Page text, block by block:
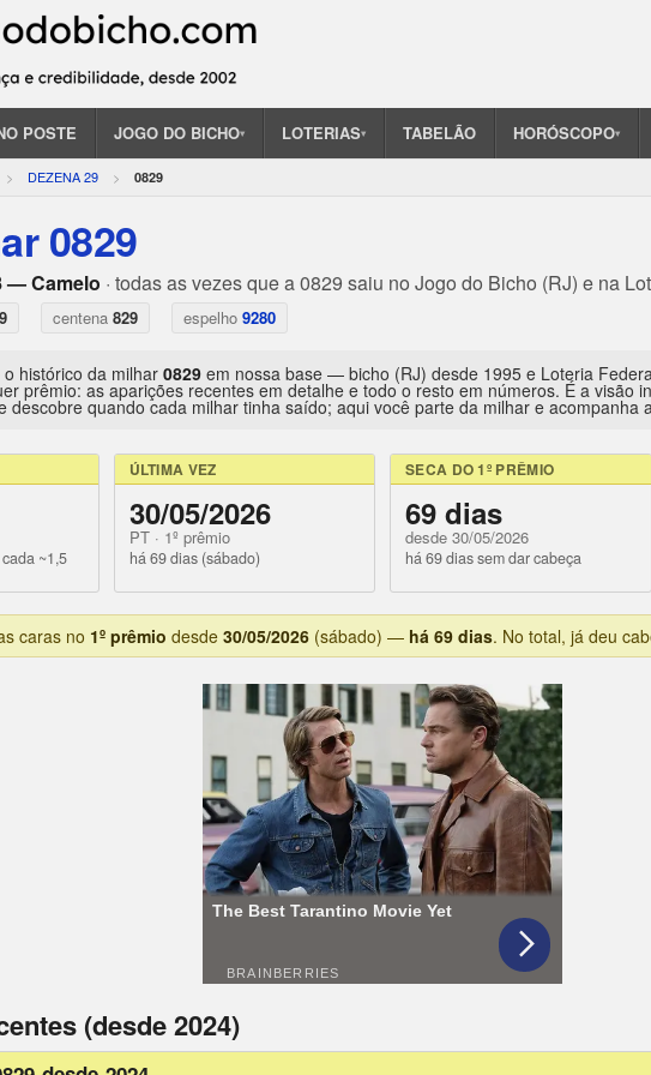
POSTE JOGO DO BICHO▾ LOTERIAS▾ TABELÃO HORÓSCOPO▾
DEZENA 29 0829
0829
— Camelo · todas as vezes que a 0829 saiu no Jogo do Bicho (RJ) e na
centena 829 espelho 9280
histórico da milhar 0829 em nossa base — bicho (RJ) desde 1995 e Loteria
prêmio: as aparições recentes em detalhe e todo o resto em números. É a visão
descobre quando cada milhar tinha saído; aqui você parte da milhar e acompanha
~1,5
ÚLTIMA VEZ
30/05/2026
PT · 1º prêmio
há 69 dias (sábado)
SECA DO 1º PRÊMIO
69 dias
desde 30/05/2026
há 69 dias sem dar cabeça
caras no 1º prêmio desde 30/05/2026 (sábado) — há 69 dias. No total, já deu
(desde 2024)